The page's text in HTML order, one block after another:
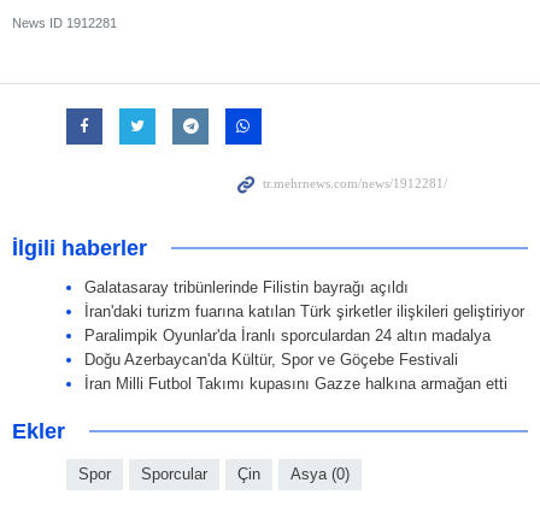
News ID 1912281
İlgili haberler
Galatasaray tribünlerinde Filistin bayrağı açıldı
İran'daki turizm fuarına katılan Türk şirketler ilişkileri geliştiriyor
Paralimpik Oyunlar'da İranlı sporculardan 24 altın madalya
Doğu Azerbaycan'da Kültür, Spor ve Göçebe Festivali
İran Milli Futbol Takımı kupasını Gazze halkına armağan etti
Ekler
Spor Sporcular Çin Asya (0)